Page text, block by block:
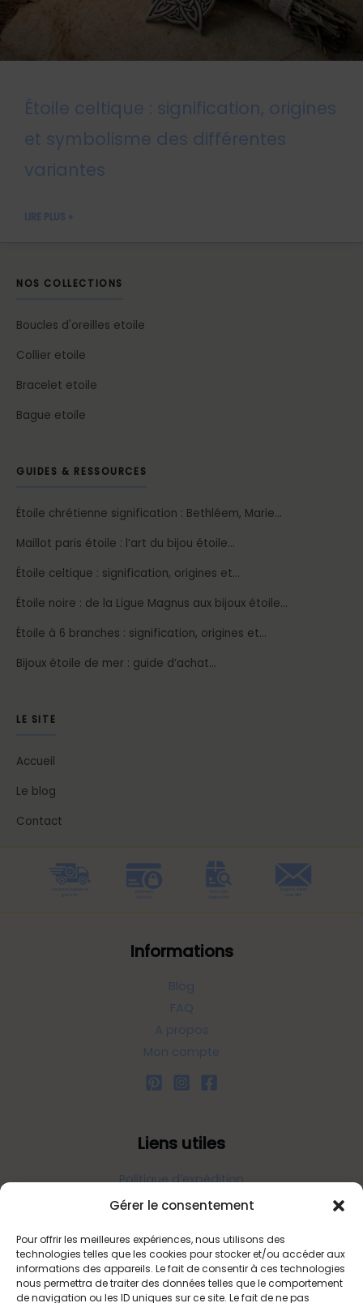
Gérer le consentement
Pour offrir les meilleures expériences, nous utilisons des
technologies telles que les cookies pour stocker et/ou accéder aux
informations des appareils. Le fait de consentir à ces technologies
nous permettra de traiter des données telles que le comportement
de navigation ou les ID uniques sur ce site. Le fait de ne pas
Étoile celtique : signification, origines
et symbolisme des différentes
variantes
LIRE PLUS »
NOS COLLECTIONS
Boucles d'oreilles etoile
Collier etoile
Bracelet etoile
Bague etoile
GUIDES & RESSOURCES
Étoile chrétienne signification : Bethléem, Marie…
Maillot paris étoile : l’art du bijou étoile…
Étoile celtique : signification, origines et…
Étoile noire : de la Ligue Magnus aux bijoux étoile…
Étoile à 6 branches : signification, origines et…
Bijoux étoile de mer : guide d’achat…
LE SITE
Accueil
Le blog
Contact
Informations
Blog
FAQ
A propos
Mon compte
Liens utiles
Politique d’expédition
Politique de confidentialité
Conditions générales de vente et d’utilisation